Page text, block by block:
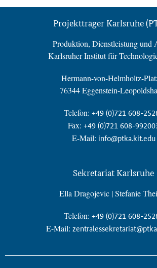
Projektträger Karlsruhe
Produktion, Dienstleistung und
Karlsruher Institut für
Hermann-von-Helmholtz-
76344 Eggenstein-
Telefon: +49 (0)721 608-
Fax: +49 (0)721 608-
E-Mail: info@ptka.kit.edu
Sekretariat Karlsruhe
Ella Dragojevic | Stefanie
Telefon: +49 (0)721 608-
E-Mail: